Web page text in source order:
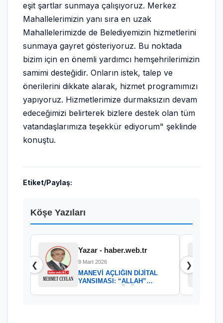
eşit şartlar sunmaya çalışıyoruz. Merkez
Mahallelerimizin yanı sıra en uzak
Mahallelerimizde de Belediyemizin hizmetlerini
sunmaya gayret gösteriyoruz. Bu noktada
bizim için en önemli yardımcı hemşehrilerimizin
samimi desteğidir. Onların istek, talep ve
önerilerini dikkate alarak, hizmet programımızı
yapıyoruz. Hizmetlerimize durmaksızın devam
edeceğimizi belirterek bizlere destek olan tüm
vatandaşlarımıza teşekkür ediyorum" şeklinde
konuştu.
Etiket/Paylaş:
Köşe Yazıları
❮
Yazar - haber.web.tr
9 Mart 2026
MANEVİ AÇLIĞIN DİJİTAL
YANSIMASI: “ALLAH”
❯